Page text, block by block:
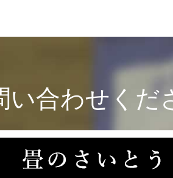
い合わせくだ